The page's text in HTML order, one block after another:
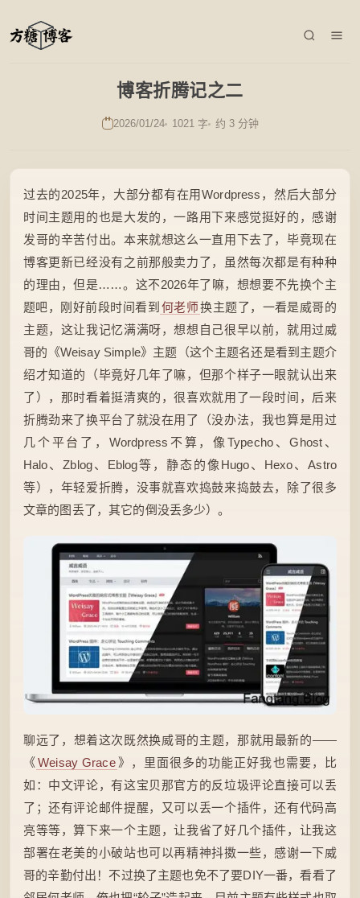
博客折腾记之二
2026/01/24 1021 字 约 3 分钟
过去的2025年，大部分都有在用Wordpress，然后大部分
时间主题用的也是大发的，一路用下来感觉挺好的，感谢
发哥的辛苦付出。本来就想这么一直用下去了，毕竟现在
博客更新已经没有之前那般卖力了，虽然每次都是有种种
的理由，但是……。这不2026年了嘛，想想要不先换个主
题吧，刚好前段时间看到 何老师换主题了，一看是威哥的
主题，这让我记忆满满呀，想想自己很早以前，就用过威
哥的《Weisay Simple》主题（这个主题名还是看到主题介
绍才知道的（毕竟好几年了嘛，但那个样子一眼就认出来
了），那时看着挺清爽的，很喜欢就用了一段时间，后来
折腾劲来了换平台了就没在用了（没办法，我也算是用过
几个平台了，Wordpress不算，像Typecho、Ghost、
Halo、Zblog、Eblog等，静态的像Hugo、Hexo、Astro
等），年轻爱折腾，没事就喜欢捣鼓来捣鼓去，除了很多
文章的图丢了，其它的倒没丢多少）。
聊远了，想着这次既然换威哥的主题，那就用最新的——
《 Weisay Grace 》，里面很多的功能正好我也需要，比
如：中文评论，有这宝贝那官方的反垃圾评论直接可以丢
了；还有评论邮件提醒，又可以丢一个插件，还有代码高
亮等等，算下来一个主题，让我省了好几个插件，让我这
部署在老美的小破站也可以再精神抖擞一些，感谢一下威
哥的辛勤付出！不过换了主题也免不了要DIY一番，看看了